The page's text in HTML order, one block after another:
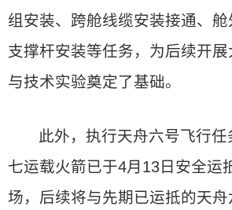
组安装、跨舱线缆安装接通、
支撑杆安装等任务，为后续开
与技术实验奠定了基础。
此外，执行天舟六号飞行
七运载火箭已于4月13日安全运
场，后续将与先期已运抵的天